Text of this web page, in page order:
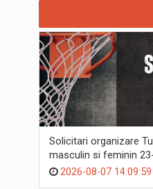
Solicitari organizare
masculin si feminin
2026-08-07 14:09:59